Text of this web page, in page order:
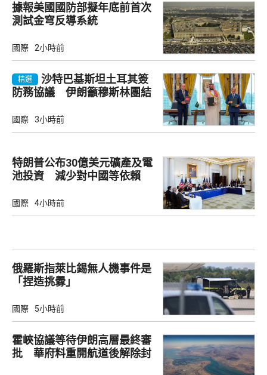
據報美國國防部擬年底前首次
測試金穹反導系統
國際 2小時前
精選
沙特巴基斯坦土耳其簽
防務協議 伊朗籲穆斯林團結
國際 3小時前
特朗普公布30億美元礦產及電
池投資 減少對中國等依賴
國際 4小時前
俄羅斯指萊比錫無人機事件是
「捏造挑釁」
國際 5小時前
霍峽協議等待伊朗高層最終審
批 華府料重開航道後解除封